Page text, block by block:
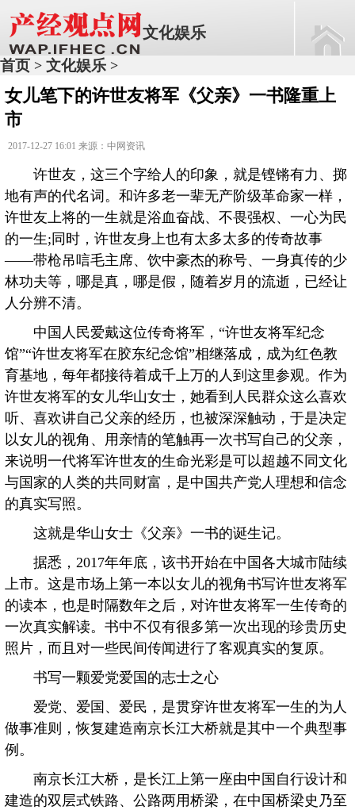
文化娱乐
首页 > 文化娱乐 >
女儿笔下的许世友将军《父亲》一书隆重上
市
2017-12-27 16:01 来源：中网资讯
许世友，这三个字给人的印象，就是铿锵有力、掷
地有声的代名词。和许多老一辈无产阶级革命家一样，
许世友上将的一生就是浴血奋战、不畏强权、一心为民
的一生;同时，许世友身上也有太多太多的传奇故事
——带枪吊唁毛主席、饮中豪杰的称号、一身真传的少
林功夫等，哪是真，哪是假，随着岁月的流逝，已经让
人分辨不清。
中国人民爱戴这位传奇将军，“许世友将军纪念
馆”“许世友将军在胶东纪念馆”相继落成，成为红色教
育基地，每年都接待着成千上万的人到这里参观。作为
许世友将军的女儿华山女士，她看到人民群众这么喜欢
听、喜欢讲自己父亲的经历，也被深深触动，于是决定
以女儿的视角、用亲情的笔触再一次书写自己的父亲，
来说明一代将军许世友的生命光彩是可以超越不同文化
与国家的人类的共同财富，是中国共产党人理想和信念
的真实写照。
这就是华山女士《父亲》一书的诞生记。
据悉，2017年年底，该书开始在中国各大城市陆续
上市。这是市场上第一本以女儿的视角书写许世友将军
的读本，也是时隔数年之后，对许世友将军一生传奇的
一次真实解读。书中不仅有很多第一次出现的珍贵历史
照片，而且对一些民间传闻进行了客观真实的复原。
书写一颗爱党爱国的志士之心
爱党、爱国、爱民，是贯穿许世友将军一生的为人
做事准则，恢复建造南京长江大桥就是其中一个典型事
例。
南京长江大桥，是长江上第一座由中国自行设计和
建造的双层式铁路、公路两用桥梁，在中国桥梁史乃至